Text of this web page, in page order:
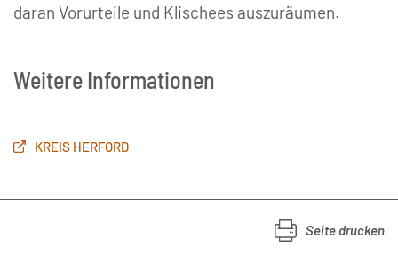
daran Vorurteile und Klischees auszuräumen.
Weitere Informationen
KREIS HERFORD
Seite drucken